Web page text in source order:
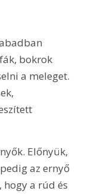
bokrok
a meleget.
Előnyük,
az ernyő
hogy a rúd és